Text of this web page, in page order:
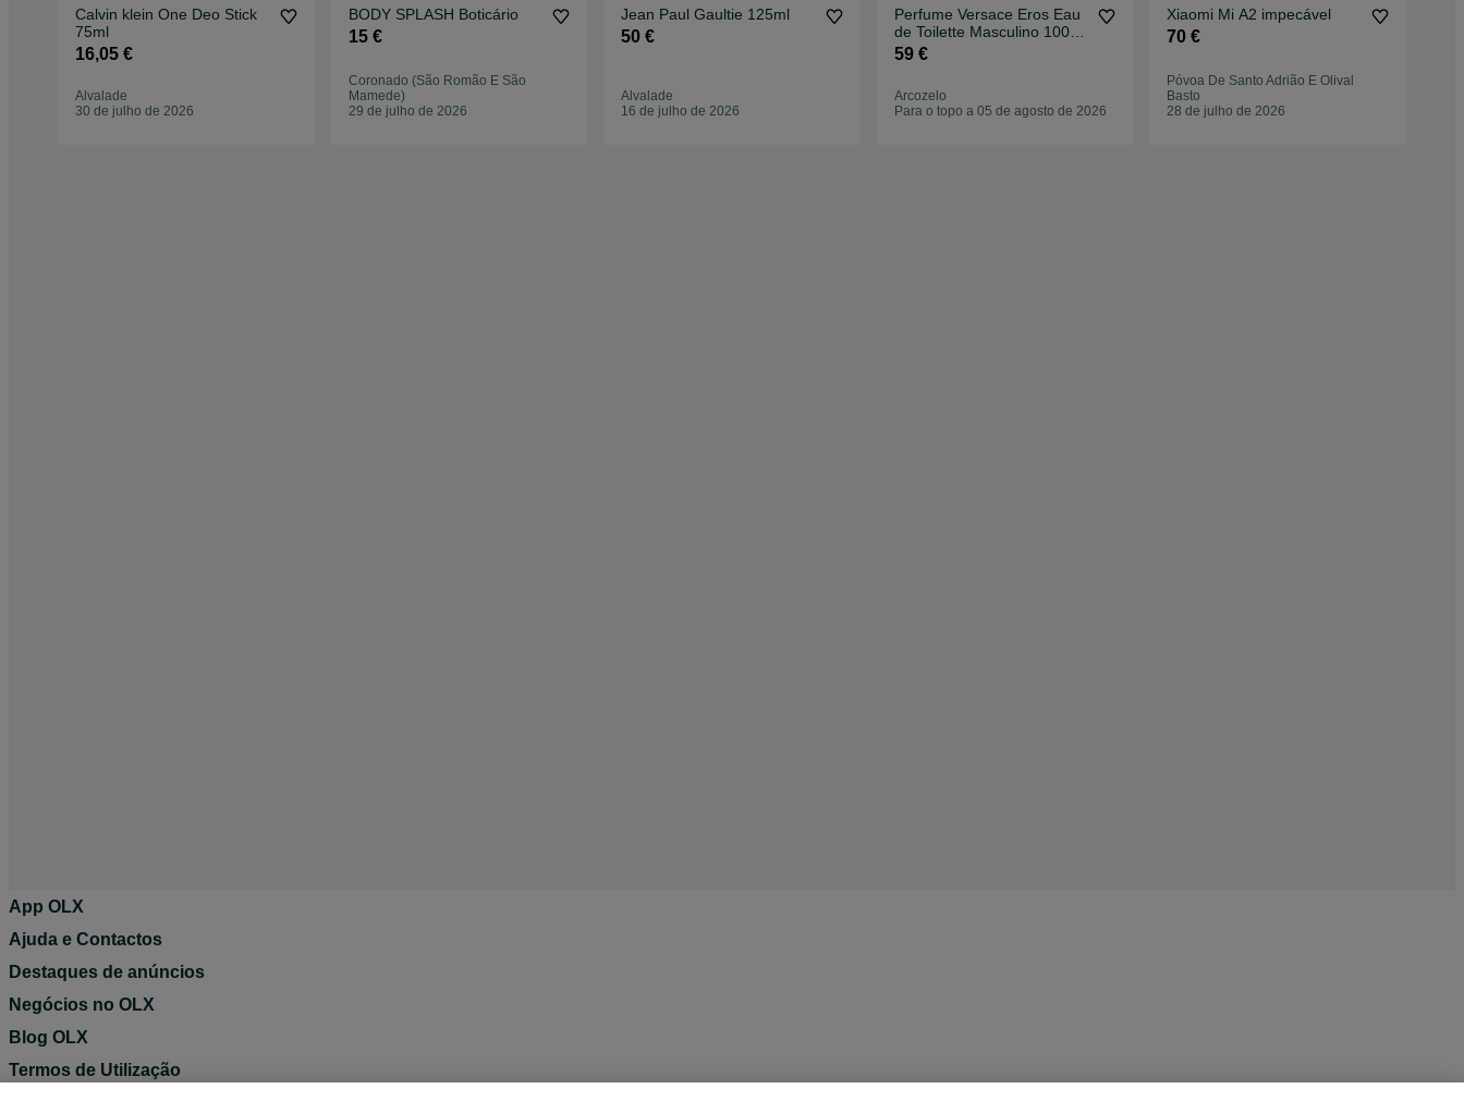
Calvin klein One Deo Stick
75ml
16,05 €
Alvalade
30 de julho de 2026
BODY SPLASH Boticário
15 €
Coronado (São Romão E São
Mamede)
29 de julho de 2026
Jean Paul Gaultie 125ml
50 €
Alvalade
16 de julho de 2026
Perfume Versace Eros Eau
de Toilette Masculino 100ml
- Poderoso, Fresco e
59 €
Arcozelo
Para o topo a 05 de agosto de 2026
Xiaomi Mi A2 impecável
70 €
Póvoa De Santo Adrião E Olival
Basto
28 de julho de 2026
App OLX
Ajuda e Contactos
Destaques de anúncios
Negócios no OLX
Blog OLX
Termos de Utilização